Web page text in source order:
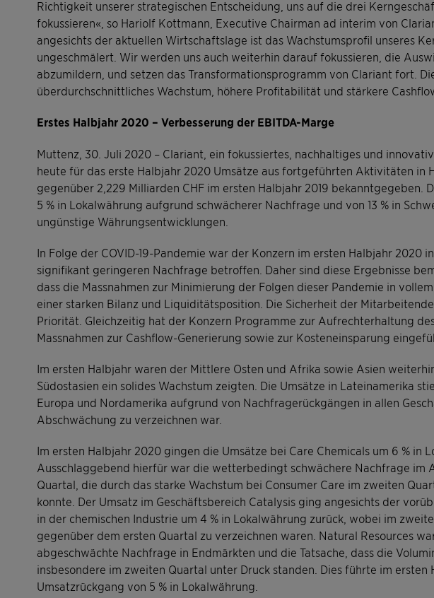
Richtigkeit unserer strategischen Entscheidung, uns auf die drei
fokussieren«, so Hariolf Kottmann, Executive Chairman ad interim von
angesichts der aktuellen Wirtschaftslage ist das Wachstumsprofil unseres
ungeschmälert. Wir werden uns auch weiterhin darauf fokussieren, die
abzumildern, und setzen das Transformationsprogramm von Clariant fort.
überdurchschnittliches Wachstum, höhere Profitabilität und stärkere
Erstes Halbjahr 2020 – Verbesserung der EBITDA-Marge
Muttenz, 30. Juli 2020 – Clariant, ein fokussiertes, nachhaltiges und
heute für das erste Halbjahr 2020 Umsätze aus fortgeführten Aktivitäten in
gegenüber 2,229 Milliarden CHF im ersten Halbjahr 2019 bekanntgegeben.
5 % in Lokalwährung aufgrund schwächerer Nachfrage und von 13 % in
ungünstige Währungsentwicklungen.
In Folge der COVID-19-Pandemie war der Konzern im ersten Halbjahr 2020
signifikant geringeren Nachfrage betroffen. Daher sind diese Ergebnisse
dass die Massnahmen zur Minimierung der Folgen dieser Pandemie in
einer starken Bilanz und Liquiditätsposition. Die Sicherheit der
Priorität. Gleichzeitig hat der Konzern Programme zur Aufrechterhaltung
Massnahmen zur Cashflow-Generierung sowie zur Kosteneinsparung
Im ersten Halbjahr waren der Mittlere Osten und Afrika sowie Asien
Südostasien ein solides Wachstum zeigten. Die Umsätze in Lateinamerika
Europa und Nordamerika aufgrund von Nachfragerückgängen in allen
Abschwächung zu verzeichnen war.
Im ersten Halbjahr 2020 gingen die Umsätze bei Care Chemicals um 6 % in
Ausschlaggebend hierfür war die wetterbedingt schwächere Nachfrage im
Quartal, die durch das starke Wachstum bei Consumer Care im zweiten
konnte. Der Umsatz im Geschäftsbereich Catalysis ging angesichts der
in der chemischen Industrie um 4 % in Lokalwährung zurück, wobei im
gegenüber dem ersten Quartal zu verzeichnen waren. Natural Resources
abgeschwächte Nachfrage in Endmärkten und die Tatsache, dass die
insbesondere im zweiten Quartal unter Druck standen. Dies führte im ersten
Umsatzrückgang von 5 % in Lokalwährung.